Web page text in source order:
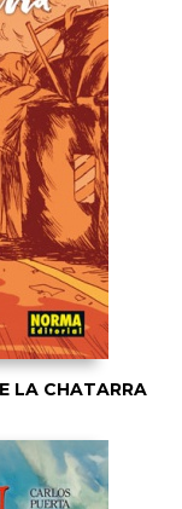
LA CHATARRA